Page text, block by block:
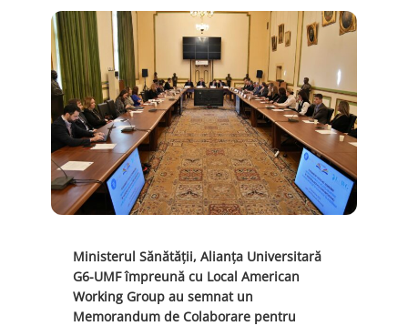
Ministerul Sănătății, Alianța Universitară
G6-UMF împreună cu Local American
Working Group au semnat un
Memorandum de Colaborare pentru